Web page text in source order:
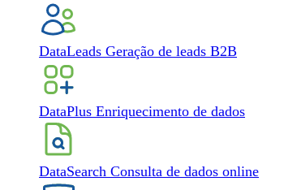
DataLeads Geração de leads B2B
DataPlus Enriquecimento de dados
DataSearch Consulta de dados online